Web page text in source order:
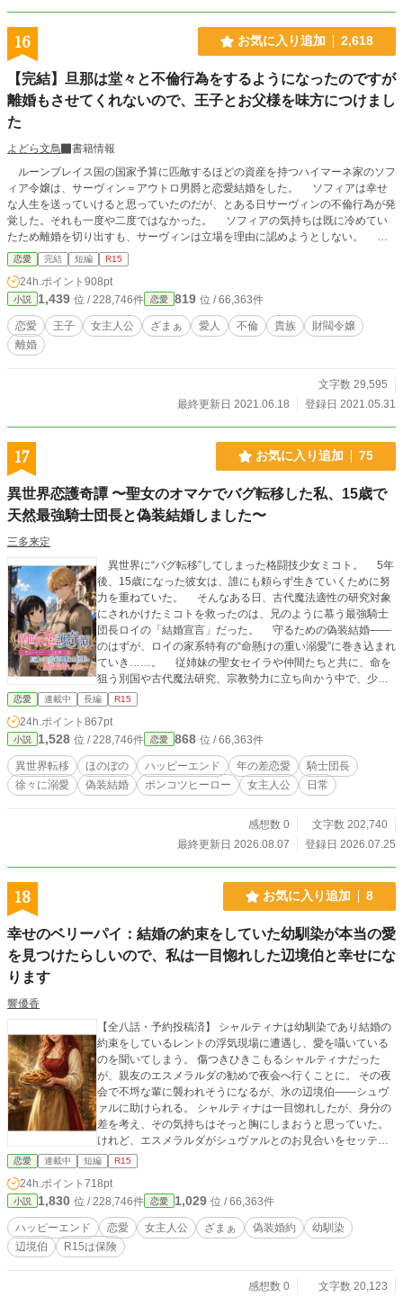
16 お気に入り追加 2,618
【完結】旦那は堂々と不倫行為をするようになったのですが
離婚もさせてくれないので、王子とお父様を味方につけまし
た
よどら文鳥
書籍情報
ルーンブレイス国の国家予算に匹敵するほどの資産を持つハイマーネ家のソフ
ィア令嬢は、サーヴィン＝アウトロ男爵と恋愛結婚をした。 ソフィアは幸せ
な人生を送っていけると思っていたのだが、とある日サーヴィンの不倫行為が発
覚した。それも一度や二度ではなかった。 ソフィアの気持ちは既に冷めてい
たため離婚を切り出すも、サーヴィンは立場を理由に認めようとしない。 更
にサーヴィンは第二夫妻候補としてラランカという愛人を連れてくる。 再度
離婚を申し立てようとするが、ソフィアの財閥と金だけを理由にして一向に離婚
を認めようとしなかった。 ソフィアは家から飛び出しピンチになるが、救世
主が現れる。 後に全ての成り行きを話し、ロミオ＝ルーンブレイス第一王子
を味方につけ、更にソフィアの父をも味方につけた。 ソフィアが想定してい
なかったほどの制裁が始まる。
恋愛 完結 短編 R15
24h.ポイント 908pt
小説 1,439 位 / 228,746件 恋愛 819 位 / 66,363件
恋愛 王子 女主人公 ざまぁ 愛人 不倫 貴族
財閥令嬢
離婚
文字数 29,595
最終更新日 2021.06.18
登録日 2021.05.31
17 お気に入り追加 75
異世界恋護奇譚 〜聖女のオマケでバグ転移した私、15歳で
天然最強騎士団長と偽装結婚しました〜
三多来定
異世界に“バグ転移”してしまった格闘技少女ミコト。 5年
後、15歳になった彼女は、誰にも頼らず生きていくために努
力を重ねていた。 そんなある日、古代魔法適性の研究対象
にされかけたミコトを救ったのは、兄のように慕う最強騎士
団長ロイの「結婚宣言」だった。 守るための偽装結婚――
のはずが、ロイの家系特有の“命懸けの重い溺愛”に巻き込まれ
ていき……。 従姉妹の聖女セイラや仲間たちと共に、命を
狙う別国や古代魔法研究、宗教勢力に立ち向かう中で、少し
ずつ育っていく関係と絆。 最強騎士団長（ポンコツ）×格
闘少女の、真剣なのにどこか不器用な恋物語。 ※王族・貴族
や魔法使用者の登場はありません ※ざまぁ展開はありません
※人物関係と積み重ねを軸にした作品です ※完結済を投稿し
ています ※本作は小説家になろうとカクヨムにも同一名義で
投稿をしています
恋愛 連載中 長編 R15
24h.ポイント 867pt
小説 1,528 位 / 228,746件 恋愛 868 位 / 66,363件
異世界転移 ほのぼの ハッピーエンド 年の差恋愛
騎士団長
徐々に溺愛
偽装結婚 ポンコツヒーロー 女主人公 日常
感想数 0
文字数 202,740
最終更新日 2026.08.07
登録日 2026.07.25
18 お気に入り追加 8
幸せのベリーパイ：結婚の約束をしていた幼馴染が本当の愛
を見つけたらしいので、私は一目惚れした辺境伯と幸せにな
ります
響優香
【全八話・予約投稿済】 シャルティナは幼馴染であり結婚の
約束をしているレントの浮気現場に遭遇し、愛を囁いている
のを聞いてしまう。 傷つきひきこもるシャルティナだった
が、親友のエスメラルダの勧めで夜会へ行くことに。 その夜
会で不埒な輩に襲われそうになるが、氷の辺境伯——シュヴ
ァルに助けられる。 シャルティナは一目惚れしたが、身分の
差を考え、その気持ちはそっと胸にしまおうと思っていた。
けれど、エスメラルダがシュヴァルとのお見合いをセッティ
ングしてくれて……。 毎日４時更新 他のサイトにも掲載して
います
恋愛 連載中 短編 R15
24h.ポイント 718pt
小説 1,830 位 / 228,746件 恋愛 1,029 位 / 66,363件
ハッピーエンド 恋愛 女主人公 ざまぁ 偽装婚約
幼馴染
辺境伯
R15は保険
感想数 0
文字数 20,123